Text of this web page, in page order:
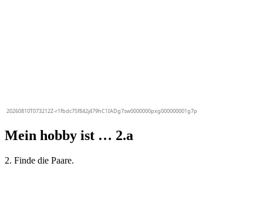
Mein hobby ist … 2.a
2. Finde die Paare.